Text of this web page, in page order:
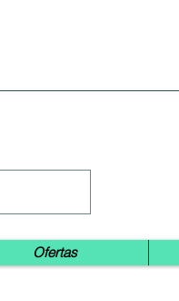
Ofertas